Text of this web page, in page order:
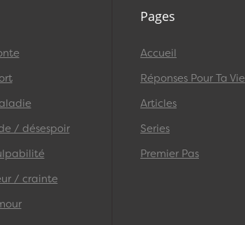
/ désespoir
/ crainte
Pages
Accueil
Réponses Pour Ta Vie
Articles
Series
Premier Pas